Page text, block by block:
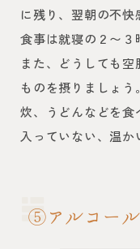
に残り、翌朝の不快
食事は就寝の２〜３
また、どうしても
ものを摂りましょ
炊、うどんなどを食
入っていない、温か
⑤アルコール